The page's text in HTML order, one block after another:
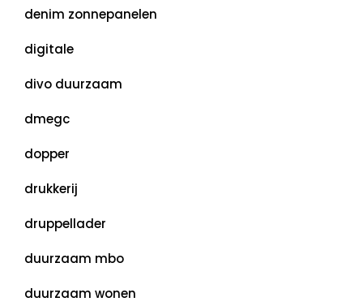
denim zonnepanelen
digitale
divo duurzaam
dmegc
dopper
drukkerij
druppellader
duurzaam mbo
duurzaam wonen